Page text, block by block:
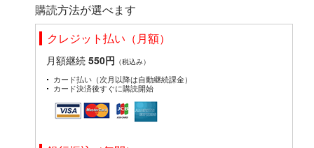
購読方法が選べます
クレジット払い（月額）
月額継続 550円 （税込み）
カード払い（次月以降は自動継続課金）
カード決済後すぐに購読開始